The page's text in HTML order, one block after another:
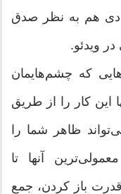
هم به نظر صدق
ویدئو.
که چشم‌هایمان
این کار را از طریق
ظاهر شما را
آنها تا
قدرت باز کردن، جمع